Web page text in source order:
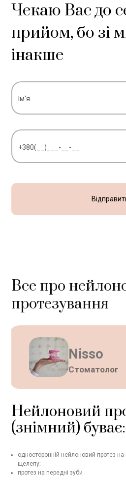
Чекаю Вас до
прийом, бо зі
інакше
Все про
протезування
Nisso
Стоматолог
Нейлоновий
(знімний) буває:
односторонній нейлоновий протез
щелепу;
протез на передні зуби